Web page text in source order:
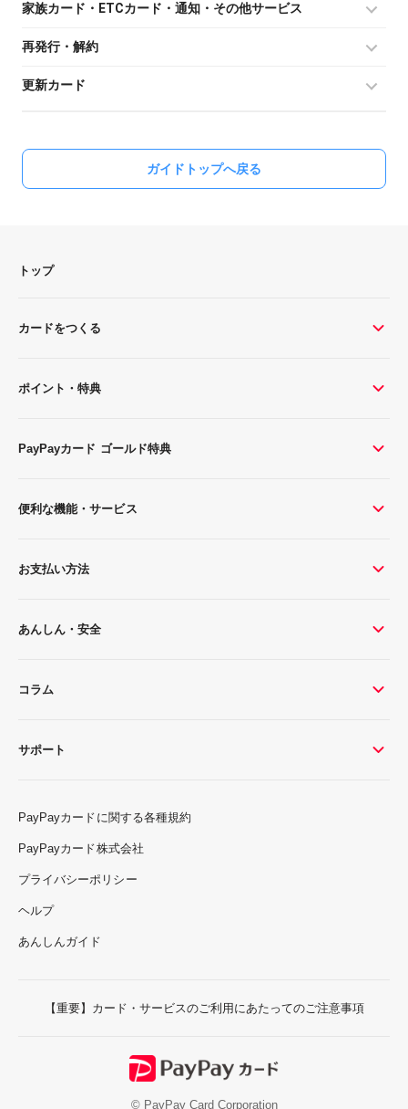
家族カード・ETCカード・通知・その他サービス
再発行・解約
更新カード
ガイドトップへ戻る
トップ
カードをつくる
ポイント・特典
PayPayカード ゴールド特典
便利な機能・サービス
お支払い方法
あんしん・安全
コラム
サポート
PayPayカードに関する各種規約
PayPayカード株式会社
プライバシーポリシー
ヘルプ
あんしんガイド
【重要】カード・サービスのご利用にあたってのご注意事項
© PayPay Card Corporation